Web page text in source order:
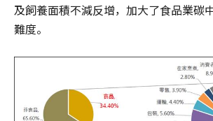
及飼養面積不減反增，加大了食品業碳
難度。